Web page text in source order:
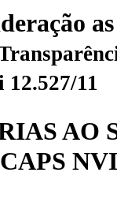
12.527/11